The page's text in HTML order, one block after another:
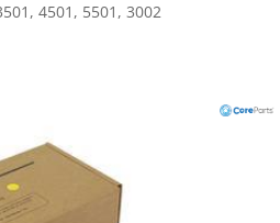
4501, 5501, 3002